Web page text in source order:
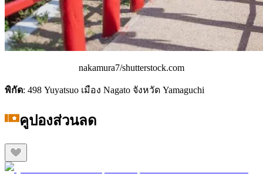
nakamura7/shutterstock.com
พิกัด: 498 Yuyatsuo เมือง Nagato จังหวัด Yamaguchi
คูปองส่วนลด